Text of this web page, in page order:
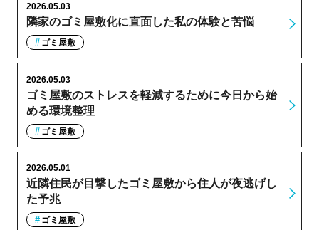
隣家のゴミ屋敷化に直面した私の体験と苦悩
2026.05.03
ゴミ屋敷
ゴミ屋敷のストレスを軽減するために今日から始
める環境整理
2026.05.03
ゴミ屋敷
近隣住民が目撃したゴミ屋敷から住人が夜逃げし
た予兆
2026.05.01
ゴミ屋敷